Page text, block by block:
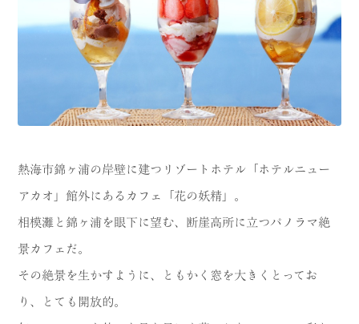
熱海市錦ヶ浦の岸壁に建つリゾートホテル「ホテルニュー
アカオ」館外にあるカフェ「花の妖精」。
相模灘と錦ヶ浦を眼下に望む、断崖高所に立つパノラマ絶
景カフェだ。
その絶景を生かすように、ともかく窓を大きくとってお
り、とても開放的。